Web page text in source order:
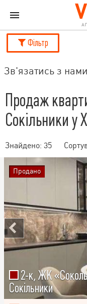
Фільтр
Зв'язатись з нами
Продаж
Сокільники у
Знайдено: 35
2-к, ЖК
Сокільники
Продано